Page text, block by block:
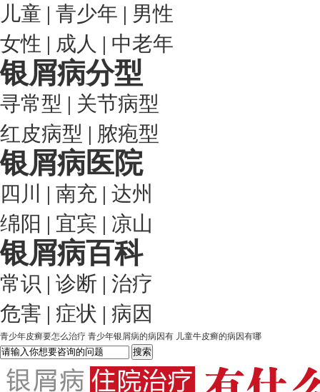
儿童 | 青少年 | 男性
女性 | 成人 | 中老年
银屑病分型
寻常型 | 关节病型
红皮病型 | 脓疱型
银屑病医院
四川 | 南充 | 达州
绵阳 | 宜宾 | 凉山
银屑病百科
常识 | 诊断 | 治疗
危害 | 症状 | 病因
青少年皮癣要怎么治疗 青少年银屑病的病因有 儿童牛皮癣的病因有哪